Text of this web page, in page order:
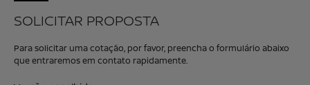
SOLICITAR PROPOSTA
Para solicitar uma cotação, por favor, preencha o formulário abaixo
que entraremos em contato rapidamente.